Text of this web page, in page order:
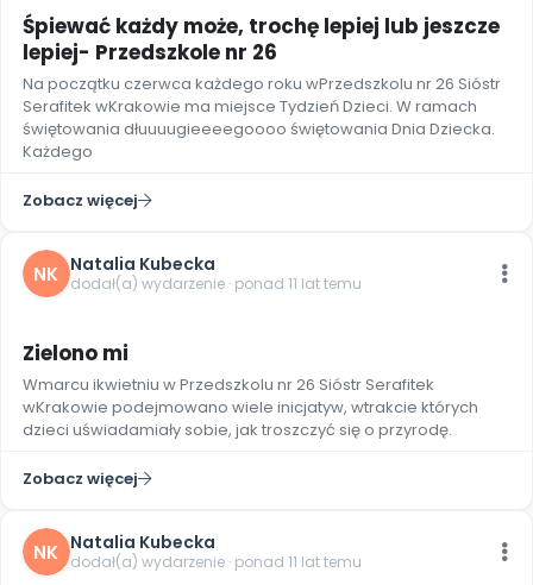
Archiwalne numery
Promocje
Śpiewać każdy może, trochę lepiej lub jeszcze
lepiej- Przedszkole nr 26
Na początku czerwca każdego roku wPrzedszkolu nr 26 Sióstr
Serafitek wKrakowie ma miejsce Tydzień Dzieci. W ramach
świętowania dłuuuugieeeegoooo świętowania Dnia Dziecka.
Każdego
Zobacz więcej
NK Natalia Kubecka
dodał(a) wydarzenie · ponad 11 lat temu
Zielono mi
Wmarcu ikwietniu w Przedszkolu nr 26 Sióstr Serafitek
wKrakowie podejmowano wiele inicjatyw, wtrakcie których
dzieci uświadamiały sobie, jak troszczyć się o przyrodę.
Zobacz więcej
NK Natalia Kubecka
dodał(a) wydarzenie · ponad 11 lat temu